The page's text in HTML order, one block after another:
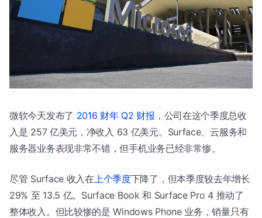
微软今天发布了 2016 财年 Q2 财报 ，公司在这个季度总收
入是 257 亿美元，净收入 63 亿美元。Surface、云服务和
服务器业务表现非常不错，但手机业务已经非常惨。
尽管 Surface 收入在 上个季度下降了，但本季度较去年增长
29% 至 13.5 亿。Surface Book 和 Surface Pro 4 推动了
整体收入。但比较惨的是 Windows Phone 业务，销量只有